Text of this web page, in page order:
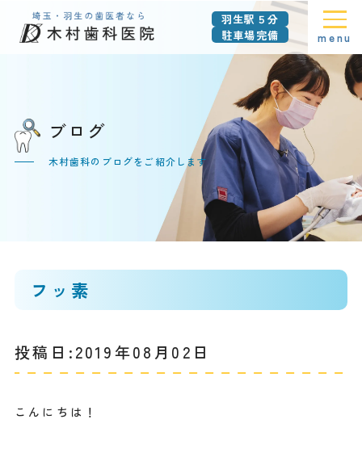
羽生駅５分
駐車場完備
menu
ブログ
木村歯科のブログをご紹介します
フッ素
投稿日:2019年08月02日
こんにちは！